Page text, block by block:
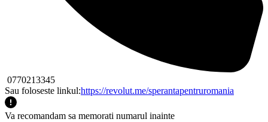
0770213345
Sau foloseste linkul:https://revolut.me/sperantapentruromania
Va recomandam sa memorati numarul inainte